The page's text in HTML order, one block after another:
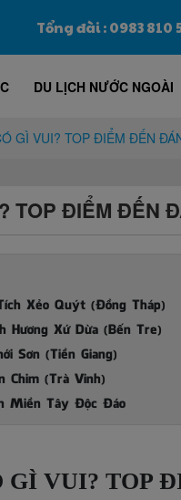
Tổng đài : 0983 810
DU LỊCH NƯỚC NGOÀI
GÌ VUI? TOP ĐIỂM ĐẾN
TOP ĐIỂM ĐẾN
Xẻo Quýt (Đồng Tháp)
Hương Xứ Dừa (Bến Tre)
Sơn (Tiền Giang)
Chim (Trà Vinh)
Miền Tây Độc Đáo
GÌ VUI? TOP